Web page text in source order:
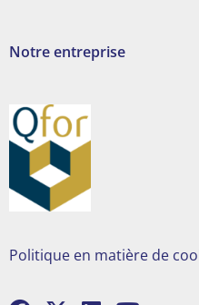
Notre entreprise
Politique en matière de